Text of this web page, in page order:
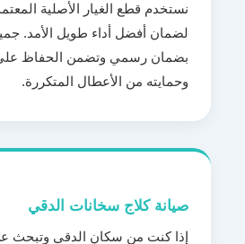
نستخدم قطع الغيار الأصلية
لضمان أفضل أداء طويل الأمد.
بضمان رسمي وتضمن الحفاظ
وحمايته من الأعطال المتكررة.
صيانة كلاج سخانات الدقي
إذا كنت من سكان الدقي وتبحث